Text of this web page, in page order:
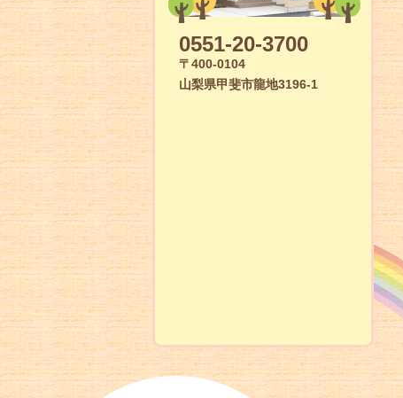
0551-20-3700
〒400-0104
山梨県甲斐市龍地3196-1